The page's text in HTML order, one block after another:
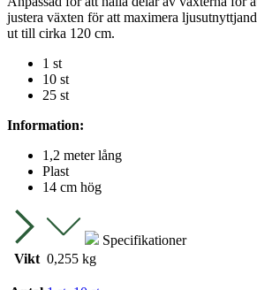
justera växten för att maximera
ut till cirka 120 cm.
1 st
10 st
25 st
Information:
1,2 meter lång
Plast
14 cm hög
Specifikationer
Vikt 0,255 kg